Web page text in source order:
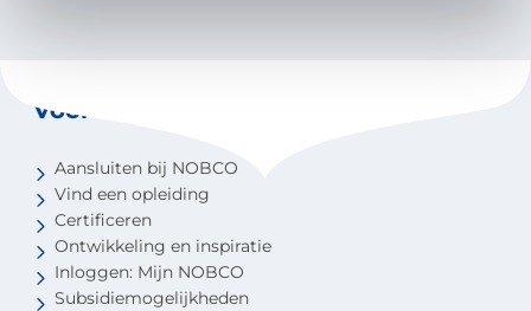
Voor coaches
Aansluiten bij NOBCO
Vind een opleiding
Certificeren
Ontwikkeling en inspiratie
Inloggen: Mijn NOBCO
Subsidiemogelijkheden